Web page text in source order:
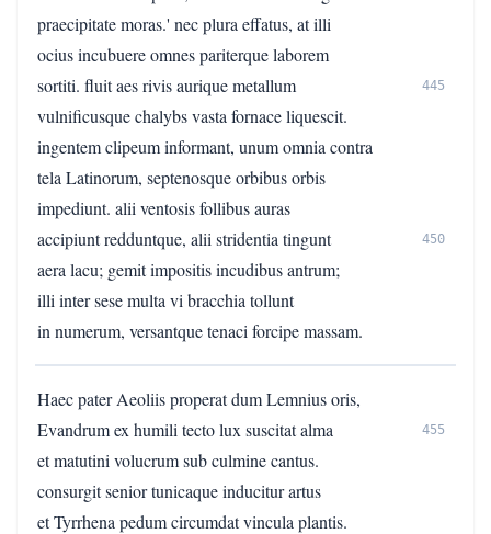
praecipitate moras.' nec plura effatus, at illi
ocius incubuere omnes pariterque laborem
sortiti. fluit aes rivis aurique metallum
445
vulnificusque chalybs vasta fornace liquescit.
ingentem clipeum informant, unum omnia contra
tela Latinorum, septenosque orbibus orbis
impediunt. alii ventosis follibus auras
accipiunt redduntque, alii stridentia tingunt
450
aera lacu; gemit impositis incudibus antrum;
illi inter sese multa vi bracchia tollunt
in numerum, versantque tenaci forcipe massam.
Haec pater Aeoliis properat dum Lemnius oris,
Evandrum ex humili tecto lux suscitat alma
455
et matutini volucrum sub culmine cantus.
consurgit senior tunicaque inducitur artus
et Tyrrhena pedum circumdat vincula plantis.